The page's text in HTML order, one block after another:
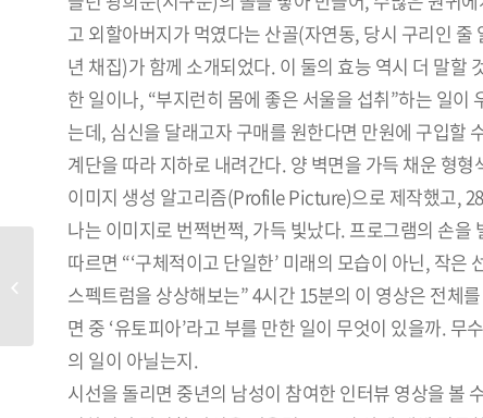
고 외할아버지가 먹였다는 산골(자연동, 당시 구리인
년 채집)가 함께 소개되었다. 이 둘의 효능 역시 더 말할
한 일이나, “부지런히 몸에 좋은 서울을 섭취”하는 일이
는데, 심신을 달래고자 구매를 원한다면 만원에 구입할
계단을 따라 지하로 내려간다. 양 벽면을 가득 채운 형
이미지 생성 알고리즘(Profile Picture)으로 제작했고,
나는 이미지로 번쩍번쩍, 가득 빛났다. 프로그램의 손
따르면 “‘구체적이고 단일한’ 미래의 모습이 아닌, 작
스펙트럼을 상상해보는” 4시간 15분의 이 영상은 전체
면 중 ‘유토피아’라고 부를 만한 일이 무엇이 있을까.
의 일이 아닐는지.
시선을 돌리면 중년의 남성이 참여한 인터뷰 영상을 볼
11월 PREVIEW 03